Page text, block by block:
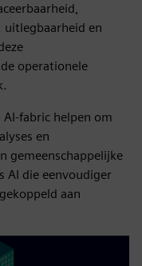
en
operationele
fabric helpen om
en
gemeenschappelijke
AI die eenvoudiger
aan